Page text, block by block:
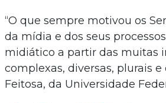
“O que sempre motivou os
da mídia e dos seus
midiático a partir das muitas
complexas, diversas, plurais
Feitosa, da Universidade